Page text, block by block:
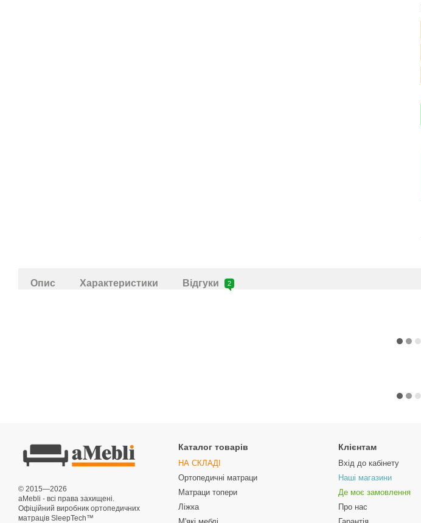
Опис Характеристики Відгуки 2
© 2015—2026
aMebli - всі права захищені.
Офіційний виробник ортопедичних
матраців SleepTech™
Каталог товарів
НА СКЛАДІ
Ортопедичні матраци
Матраци топери
Ліжка
Клієнтам
Вхід до кабінету
Наші магазини
Де моє замовлення
Про нас